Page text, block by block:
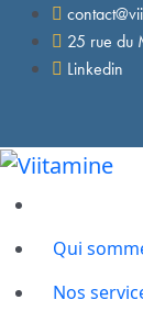
25 rue du
Linkedin
Qui
Nos